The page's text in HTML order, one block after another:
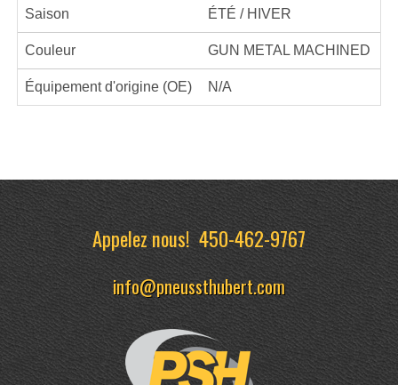
Saison ÉTÉ / HIVER
Couleur GUN METAL MACHINED
Équipement d'origine (OE) N/A
Appelez nous!450-462-9767
info@pneussthubert.com